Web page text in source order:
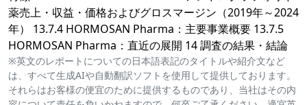
薬売上・収益・価格およびグロスマージン（2019年～2024
年） 13.7.4 HORMOSAN Pharma：主要事業概要 13.7.5
HORMOSAN Pharma：直近の展開 14 調査の結果・結論
※英文のレポートについての日本語表記のタイトルや紹介文など
は、すべて生成AIや自動翻訳ソフトを使用して提供しております。
それらはお客様の便宜のために提供するものであり、当社はその内